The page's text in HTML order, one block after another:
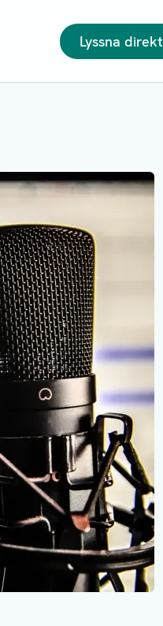
Lyssna direkt